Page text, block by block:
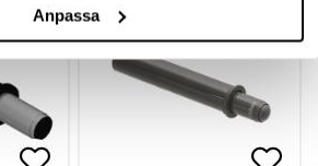
Anpassa